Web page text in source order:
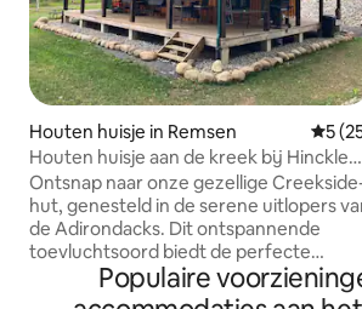
Houten huisje in Remsen
5
Houten huisje aan de kreek bij Hinckley
Lake, 5 sterren, nieuw in 2024
Ontsnap naar onze gezellige
hut, genesteld in de serene uitlopers
de Adirondacks. Dit ontspannende
toevluchtsoord biedt de perfecte
combinatie van comfort en natuur en is
ideaal voor stellen, gezinnen of
Populaire